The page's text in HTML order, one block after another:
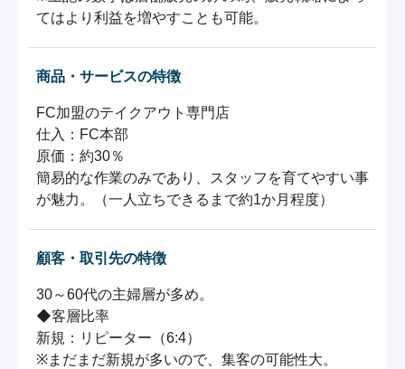
てはより利益を増やすことも可能。
商品・サービスの特徴
FC加盟のテイクアウト専門店
仕入：FC本部
原価：約30％
簡易的な作業のみであり、スタッフを育てやすい事
顧客・取引先の特徴
30～60代の主婦層が多め。
◆客層比率
新規：リピーター（6:4）
※まだまだ新規が多いので、集客の可能性大。